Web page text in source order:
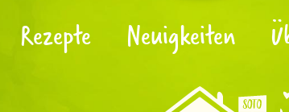
Rezepte Neuigkeiten